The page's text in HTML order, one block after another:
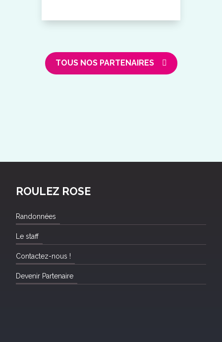
TOUS NOS PARTENAIRES
ROULEZ ROSE
Randonnées
Le staff
Contactez-nous !
Devenir Partenaire